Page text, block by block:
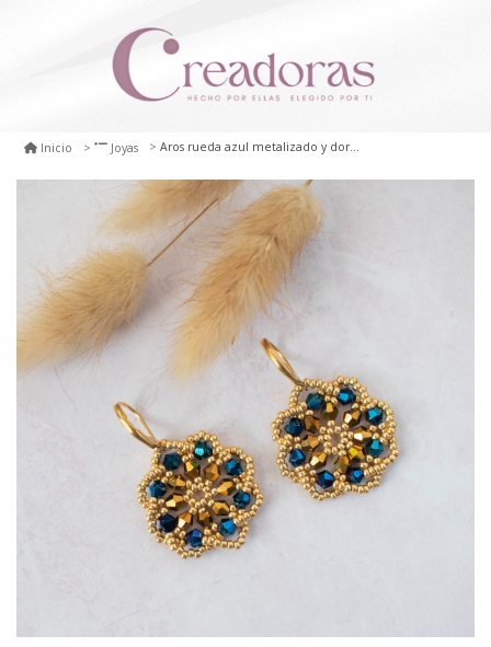
Inicio Joyas Aros rueda azul metalizado y dorado